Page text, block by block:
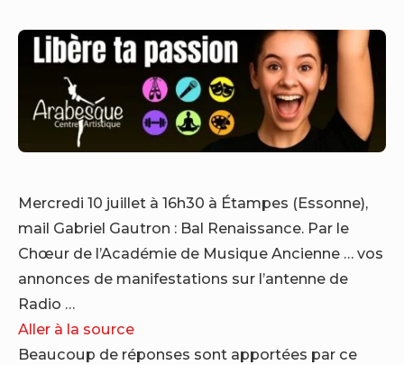
Mercredi 10 juillet à 16h30 à Étampes (Essonne),
mail Gabriel Gautron : Bal Renaissance. Par le
Chœur de l’Académie de Musique Ancienne … vos
annonces de manifestations sur l’antenne de
Radio …
Aller à la source
Beaucoup de réponses sont apportées par ce